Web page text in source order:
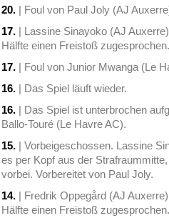
20. | Foul von Paul Joly (AJ
17. | Lassine Sinayoko (AJ
Hälfte einen Freistoß zugesprochen.
17. | Foul von Junior Mwanga (Le
16. | Das Spiel läuft wieder.
16. | Das Spiel ist unterbrochen
Ballo-Touré (Le Havre AC).
15. | Vorbeigeschossen. Lassine
es per Kopf aus der
vorbei. Vorbereitet von Paul Joly.
14. | Fredrik Oppegård (AJ
Hälfte einen Freistoß zugesprochen.